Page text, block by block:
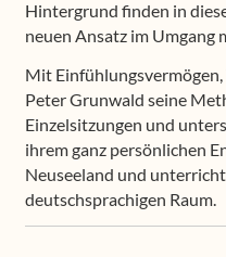
Hintergrund finden in
neuen Ansatz im Umgang
Mit
Peter Grunwald seine
Einzelsitzungen und
ihrem ganz persönlichen
Neuseeland und
deutschsprachigen Raum.